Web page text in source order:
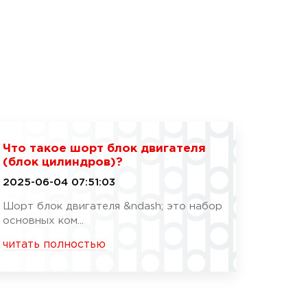
Что такое шорт блок двигателя
(блок цилиндров)?
2025-06-04 07:51:03
Шорт блок двигателя &ndash; это набор
основных ком...
читать полностью